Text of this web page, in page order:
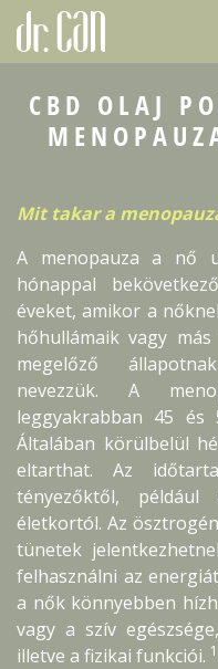
CBD OLAJ
Mit takar a
A menopauza a nő
hónappal
éveket, amikor a
hőhullámaik vagy
megelőző
nevezzük. A
leggyakrabban 45
Általában körülbelül
eltarthat. Az
tényezőktől,
életkortól. Az
tünetek
felhasználni az
a nők könnyebben
vagy a szív
illetve a fizikai funkciói. 1